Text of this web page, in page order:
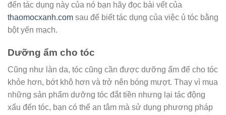
đến tác dụng này của nó bạn hãy đọc bài vết của
thaomocxanh.com sau để biết tác dụng của việc ủ tóc bằng
bột yến mạch.
Dưỡng ẩm cho tóc
Cũng như làn da, tóc cũng cần được dưỡng ẩm để cho tóc
khỏe hơn, bớt khô hơn và trở nên bóng mượt. Thay vì mua
những sản phẩm dưỡng tóc đắt tiền nhưng lại tác động
xấu đến tóc, bạn có thể an tâm mà sử dụng phương pháp